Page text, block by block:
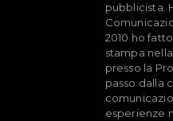
pubblicista.
2010 ho
stampa
presso la
passo dalla
esperienze